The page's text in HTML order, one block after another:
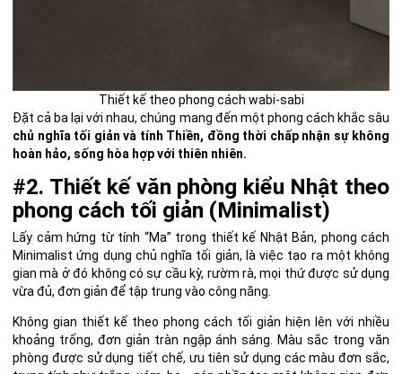
Thiết kế theo phong cách wabi-sabi
Đặt cả ba lại với nhau, chúng mang đến một phong cách khắc sâu
chủ nghĩa tối giản và tính Thiền, đồng thời chấp nhận sự không
hoàn hảo, sống hòa hợp với thiên nhiên.
#2. Thiết kế văn phòng kiểu Nhật theo
phong cách tối giản (Minimalist)
Lấy cảm hứng từ tính “Ma” trong thiết kế Nhật Bản, phong cách
Minimalist ứng dụng chủ nghĩa tối giản, là việc tạo ra một không
gian mà ở đó không có sự cầu kỳ, rườm rà, mọi thứ được sử dụng
vừa đủ, đơn giản để tập trung vào công năng.
Không gian thiết kế theo phong cách tối giản hiện lên với nhiều
khoảng trống, đơn giản tràn ngập ánh sáng. Màu sắc trong văn
phòng được sử dụng tiết chế, ưu tiên sử dụng các màu đơn sắc,